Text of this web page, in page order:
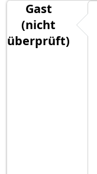
Gast
(nicht
überprüft)